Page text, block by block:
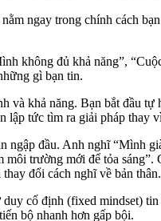
ngay trong chính cách
không đủ khả năng”,
gì bạn tin.
và khả năng. Bạn bắt đầu
lập tức tìm ra giải pháp thay
đầu. Anh nghĩ “Mình
trường mới để tỏa sáng”.
đổi cách nghĩ về bản thân.
cố định (fixed mindset) tin
bộ nhanh hơn gấp bội.